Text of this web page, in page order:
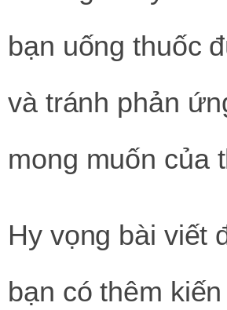
bạn uống thuốc
và tránh phản
mong muốn của
Hy vọng bài viết
bạn có thêm